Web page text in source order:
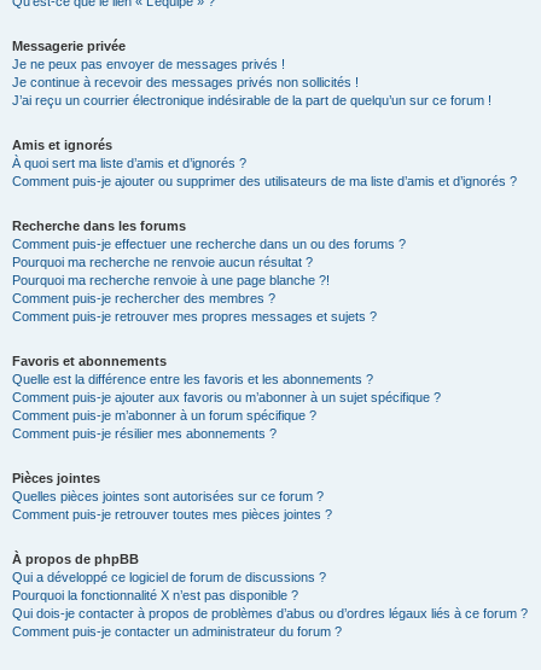
Messagerie privée
Je ne peux pas envoyer de messages privés !
Je continue à recevoir des messages privés non sollicités !
J’ai reçu un courrier électronique indésirable de la part de quelqu’un sur ce forum !
Amis et ignorés
À quoi sert ma liste d’amis et d’ignorés ?
Comment puis-je ajouter ou supprimer des utilisateurs de ma liste d’amis et d’ignorés ?
Recherche dans les forums
Comment puis-je effectuer une recherche dans un ou des forums ?
Pourquoi ma recherche ne renvoie aucun résultat ?
Pourquoi ma recherche renvoie à une page blanche ?!
Comment puis-je rechercher des membres ?
Comment puis-je retrouver mes propres messages et sujets ?
Favoris et abonnements
Quelle est la différence entre les favoris et les abonnements ?
Comment puis-je ajouter aux favoris ou m’abonner à un sujet spécifique ?
Comment puis-je m’abonner à un forum spécifique ?
Comment puis-je résilier mes abonnements ?
Pièces jointes
Quelles pièces jointes sont autorisées sur ce forum ?
Comment puis-je retrouver toutes mes pièces jointes ?
À propos de phpBB
Qui a développé ce logiciel de forum de discussions ?
Pourquoi la fonctionnalité X n’est pas disponible ?
Qui dois-je contacter à propos de problèmes d’abus ou d’ordres légaux liés à ce forum ?
Comment puis-je contacter un administrateur du forum ?